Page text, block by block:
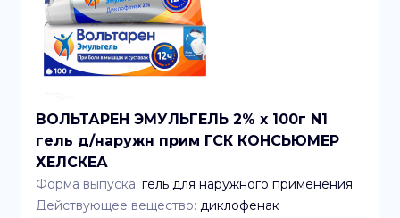
ВОЛЬТАРЕН ЭМУЛЬГЕЛЬ 2% x 100г N1
гель д/наружн прим ГСК КОНСЬЮМЕР
ХЕЛСКЕА
Форма выпуска: гель для наружного применения
Действующее вещество: диклофенак